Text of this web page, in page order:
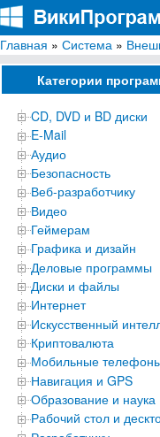
ВикиПрограммы
Энциклопедия
Главная » Система »
Категории
CD, DVD и BD диски
E-Mail
Аудио
Безопасность
Веб-разработчику
Видео
Геймерам
Графика и дизайн
Деловые программы
Диски и файлы
Интернет
Искусственный
Криптовалюта
Мобильные
Навигация и GPS
Образование и наука
Рабочий стол и